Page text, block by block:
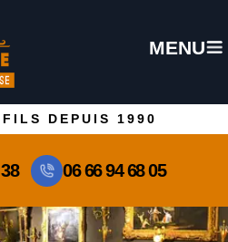
MENU
DEPUIS 1990
06 66 94 68 05